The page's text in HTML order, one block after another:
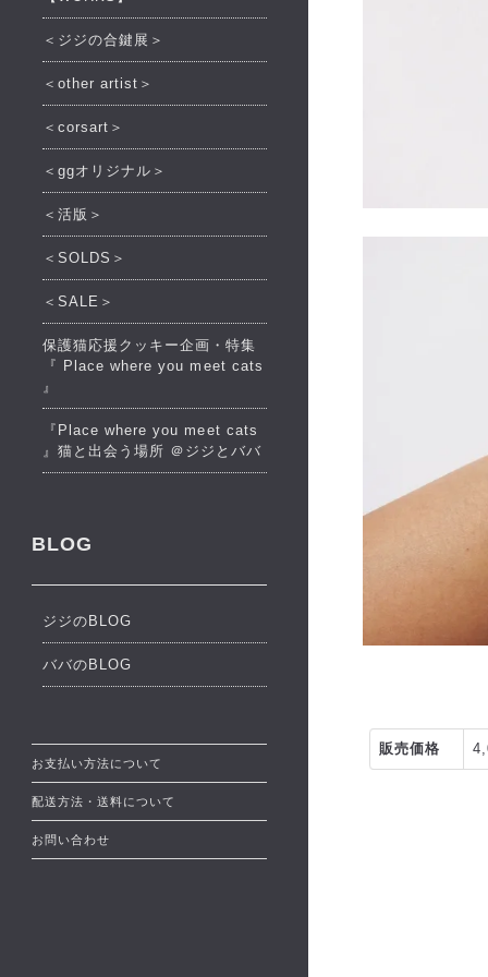
販売価格
＜ジジの合鍵展＞
＜other artist＞
＜corsart＞
＜ggオリジナル＞
＜活版＞
＜SOLDS＞
＜SALE＞
保護猫応援クッキー企画・特集
『 Place where you meet cats
』
『Place where you meet cats
』猫と出会う場所 ＠ジジとババ
BLOG
ジジのBLOG
ババのBLOG
お支払い方法について
配送方法・送料について
お問い合わせ